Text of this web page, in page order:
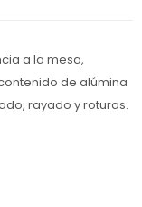
a la mesa,
de alúmina
rayado y roturas.